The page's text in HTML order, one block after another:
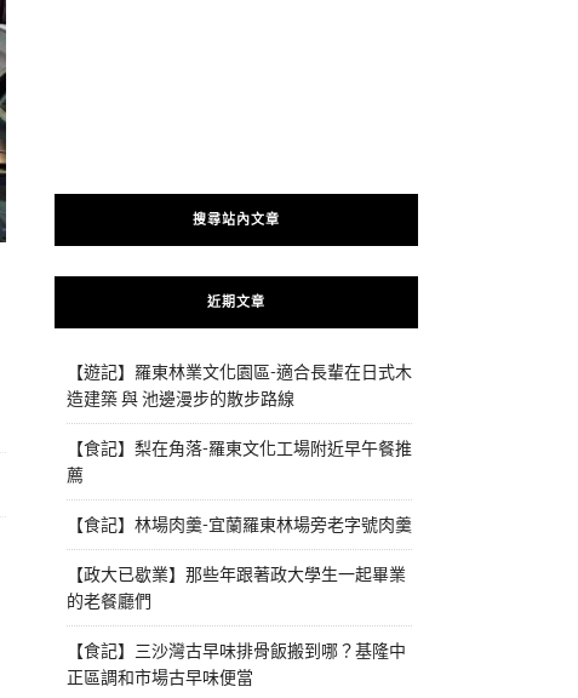
搜尋站內文章
近期文章
【遊記】羅東林業文化園區-適合長輩在日式木
造建築 與 池邊漫步的散步路線
【食記】梨在角落-羅東文化工場附近早午餐推
薦
【食記】林場肉羹-宜蘭羅東林場旁老字號肉羹
【政大已歇業】那些年跟著政大學生一起畢業
的老餐廳們
【食記】三沙灣古早味排骨飯搬到哪？基隆中
正區調和市場古早味便當